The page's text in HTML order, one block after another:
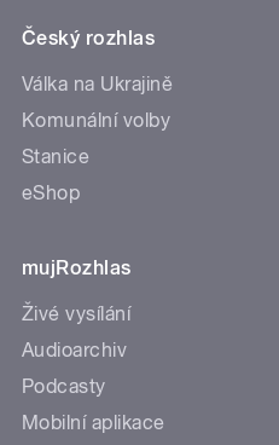
Český rozhlas
Válka na Ukrajině
Komunální volby
Stanice
eShop
mujRozhlas
Živé vysílání
Audioarchiv
Podcasty
Mobilní aplikace